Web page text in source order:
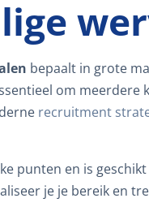
bepaalt in grote
om meerdere
recruitment
punten en is
je je bereik en